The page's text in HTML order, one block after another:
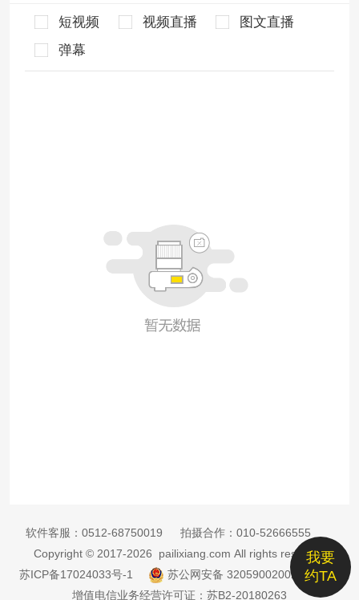
短视频 视频直播
图文直播
弹幕
我要
约TA
软件客服： 0512-68750019 拍摄合作： 010-52666555
Copyright © 2017-2026 pailixiang.com All rights reserved
苏ICP备17024033号-1
苏公网安备 32059002002885号
增值电信业务经营许可证：苏B2-20180263